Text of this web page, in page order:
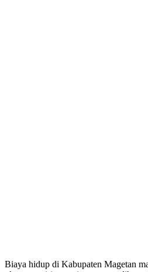
Biaya hidup di Kabupaten Magetan